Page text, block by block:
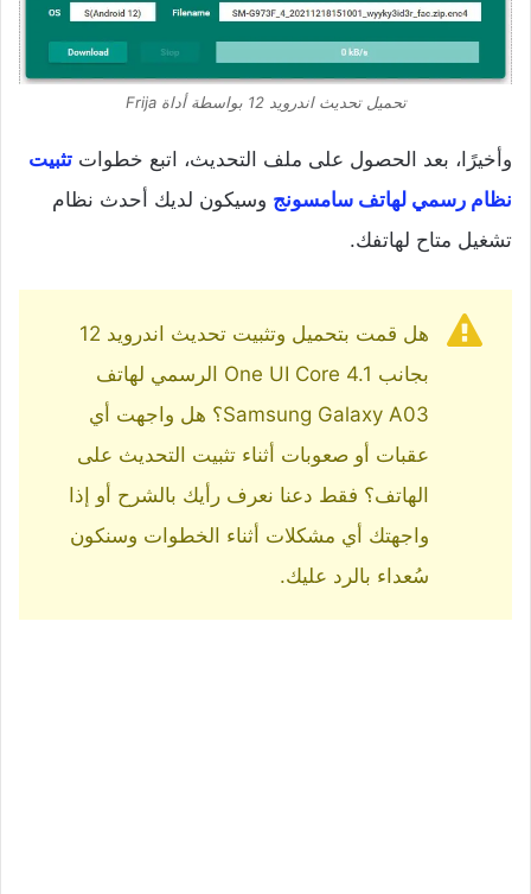
تحميل تحديث اندرويد 12 بواسطة أداة Frija
وأخيرًا، بعد الحصول على ملف التحديث، اتبع خطوات تثبيت
نظام رسمي لهاتف سامسونج وسيكون لديك أحدث نظام
تشغيل متاح لهاتفك.
هل قمت بتحميل وتثبيت تحديث اندرويد 12
بجانب One UI Core 4.1 الرسمي لهاتف
Samsung Galaxy A03؟ هل واجهت أي
عقبات أو صعوبات أثناء تثبيت التحديث على
الهاتف؟ فقط دعنا نعرف رأيك بالشرح أو إذا
واجهتك أي مشكلات أثناء الخطوات وسنكون
سُعداء بالرد عليك.